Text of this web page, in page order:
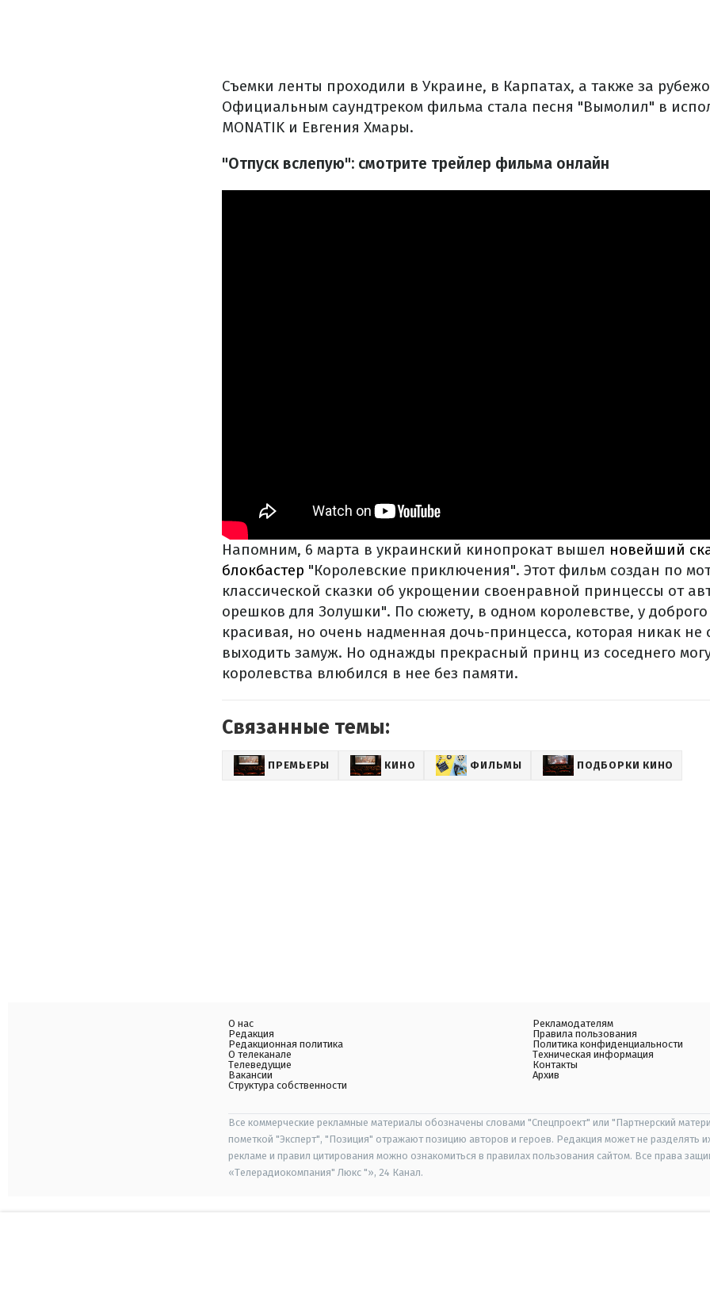
Съемки ленты проходили в Украине, в Карпатах, а также за
Официальным саундтреком фильма стала песня "Вымолил" в
MONATIK и Евгения Хмары.
"Отпуск вслепую": смотрите трейлер фильма онлайн
Напомним, 6 марта в украинский кинопрокат вышел новейший
блокбастер "Королевские приключения". Этот фильм создан по
классической сказки об укрощении своенравной принцессы от
орешков для Золушки". По сюжету, в одном королевстве, у
красивая, но очень надменная дочь-принцесса, которая никак не
выходить замуж. Но однажды прекрасный принц из соседнего
королевства влюбился в нее без памяти.
Связанные темы:
ПРЕМЬЕРЫ КИНО ФИЛЬМЫ ПОДБОРКИ КИНО
О нас
Редакция
Редакционная политика
О телеканале
Телеведущие
Вакансии
Структура собственности
Рекламодателям
Правила пользования
Политика конфиденциальности
Техническая информация
Контакты
Архив
Все коммерческие рекламные материалы обозначены словами "Спецпроект" или "Партнерский
пометкой "Эксперт", "Позиция" отражают позицию авторов и героев. Редакция может не разделять
рекламе и правил цитирования можно ознакомиться в правилах пользования сайтом. Все права
«Телерадиокомпания" Люкс "», 24 Канал.